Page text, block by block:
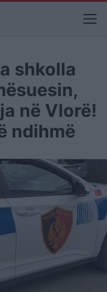
shkolla
në Vlorë!
ndihmë